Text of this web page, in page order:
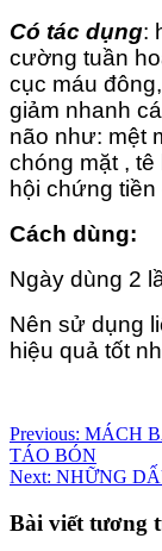
Có tác dụng:
cường tuần
cục máu
giảm nhanh
não như: mệt
chóng mặt ,
hội chứng
Cách dùng:
Ngày dùng 2
Nên sử dụng
hiệu quả tốt
Điều
hướng
viết
Previous: MÁCH
TÁO BÓN
Next: NHỮNG
Bài viết tương